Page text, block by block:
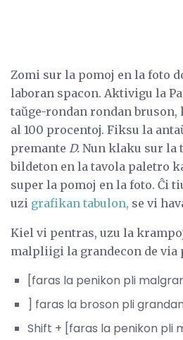
Zomi sur la pomoj en la foto
laboran spacon. Aktivigu la
taŭge-rondan rondan
al 100 procentoj. Fiksu la
premante D. Nun klaku sur la
bildeton en la tavola paletro
super la pomoj en la foto. Ĉi
uzi grafikan tabulon, se vi
Kiel vi pentras, uzu la
malpliigi la grandecon de via
[faras la penikon pli
] faras la broson pli grandan
Shift + [faras la penikon pli